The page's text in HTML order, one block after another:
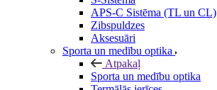
APS-C Sistēma (TL un CL)
Zibspuldzes
Aksesuāri
Sporta un medību optika
Atpakaļ
Sporta un medību optika